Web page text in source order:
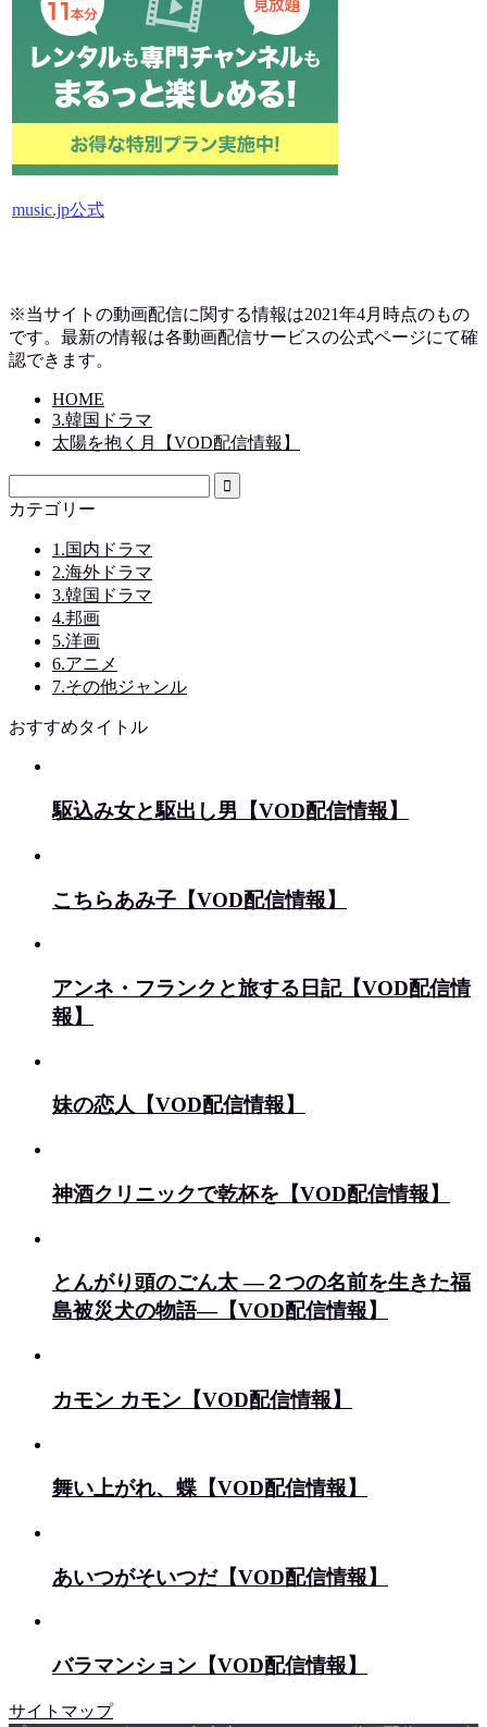
music.jp公式
※当サイトの動画配信に関する情報は2021年4月時点のもの
です。最新の情報は各動画配信サービスの公式ページにて確
認できます。
HOME
3.韓国ドラマ
太陽を抱く月【VOD配信情報】
カテゴリー
1.国内ドラマ
2.海外ドラマ
3.韓国ドラマ
4.邦画
5.洋画
6.アニメ
7.その他ジャンル
おすすめタイトル
駆込み女と駆出し男【VOD配信情報】
こちらあみ子【VOD配信情報】
アンネ・フランクと旅する日記【VOD配信情
報】
妹の恋人【VOD配信情報】
神酒クリニックで乾杯を【VOD配信情報】
とんがり頭のごん太 ―２つの名前を生きた福
島被災犬の物語―【VOD配信情報】
カモン カモン【VOD配信情報】
舞い上がれ、蝶【VOD配信情報】
あいつがそいつだ【VOD配信情報】
バラマンション【VOD配信情報】
サイトマップ